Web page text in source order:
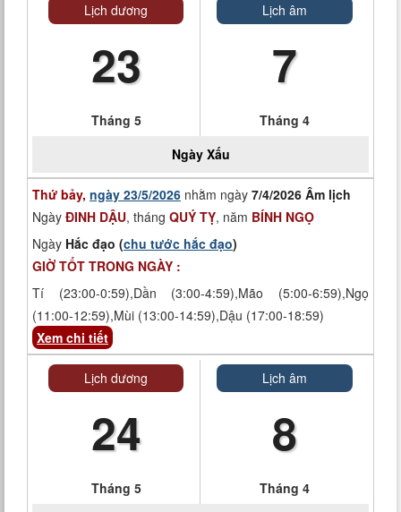
Lịch dương
23
Tháng 5
Lịch âm
7
Tháng 4
Ngày Xấu
Thứ bảy, ngày 23/5/2026 nhằm ngày 7/4/2026 Âm lịch
Ngày ĐINH DẬU, tháng QUÝ TỴ, năm BÍNH NGỌ
Ngày Hắc đạo (chu tước hắc đạo)
GIỜ TỐT TRONG NGÀY :
Tí (23:00-0:59),Dần (3:00-4:59),Mão (5:00-6:59),Ngọ
(11:00-12:59),Mùi (13:00-14:59),Dậu (17:00-18:59)
Xem chi tiết
Lịch dương
24
Tháng 5
Lịch âm
8
Tháng 4